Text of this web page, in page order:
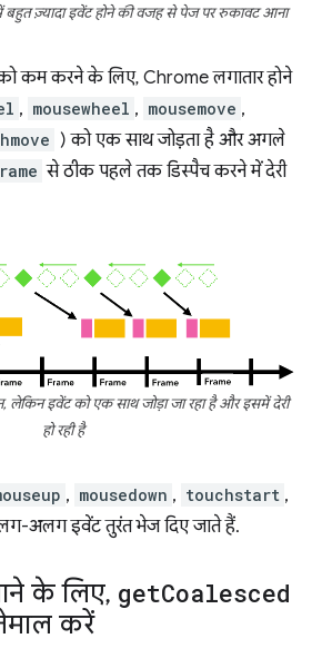
बहुत ज़्यादा इवेंट होने की वजह से पेज पर रुकावट आना
कम करने के लिए, Chrome लगातार होने
, mousewheel , mousemove ,
) को एक साथ जोड़ता है और अगले
से ठीक पहले तक डिस्पैच करने में देरी
लेकिन इवेंट को एक साथ जोड़ा जा रहा है और इसमें देरी
हो रही है
, mousedown , touchstart ,
अलग इवेंट तुरंत भेज दिए जाते हैं.
के लिए, getCoalesced
करें